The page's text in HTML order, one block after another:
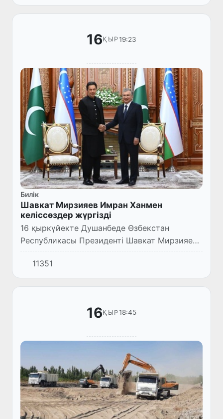
16ҚЫР19:23
Билік
Шавкат Мирзияев Имран Ханмен
келіссөздер жүргізді
16 қыркүйекте Душанбеде Өзбекстан
Республикасы Президенті Шавкат Мирзияев
Пәкістан Ислам Республикасының Премьер-
Министрі Имран Ханмен келіссөздер
жүргізді.
11351
16ҚЫР18:45